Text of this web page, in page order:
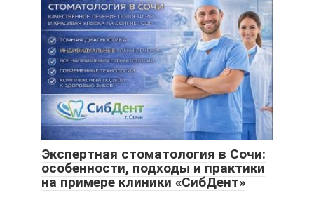
Экспертная стоматология в Сочи:
особенности, подходы и практики
на примере клиники «СибДент»